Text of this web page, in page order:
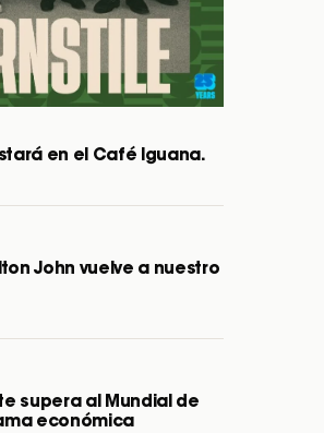
en el Café Iguana.
John vuelve a nuestro
supera al Mundial de
económica